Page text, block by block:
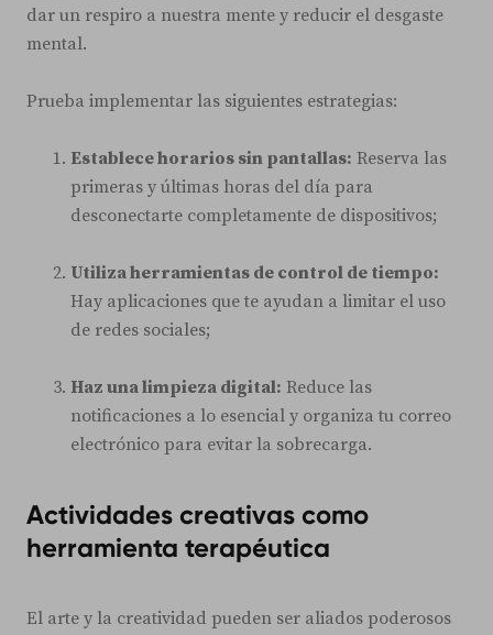
dar un respiro a nuestra mente y reducir el desgaste
mental.
Prueba implementar las siguientes estrategias:
Establece horarios sin pantallas: Reserva las
primeras y últimas horas del día para
desconectarte completamente de dispositivos;
Utiliza herramientas de control de tiempo:
Hay aplicaciones que te ayudan a limitar el uso
de redes sociales;
Haz una limpieza digital: Reduce las
notificaciones a lo esencial y organiza tu correo
electrónico para evitar la sobrecarga.
Actividades creativas como
herramienta terapéutica
El arte y la creatividad pueden ser aliados poderosos